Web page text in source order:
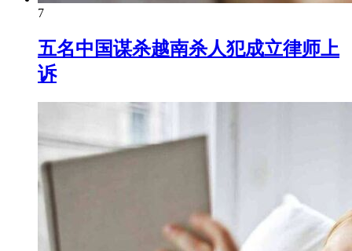
7
五名中国谋杀越南杀人犯成立律师上
诉